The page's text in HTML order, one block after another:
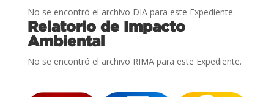
No se encontró el archivo DIA para este Expediente.
Relatorio de Impacto
Ambiental
No se encontró el archivo RIMA para este Expediente.